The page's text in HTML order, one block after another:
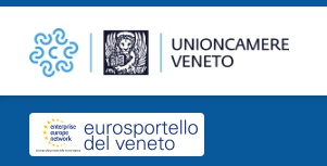
Excelsior Informa: Bollettino dicembre 2023 – febbraio 2024 – Unioncamere del Veneto
Header info sidebar